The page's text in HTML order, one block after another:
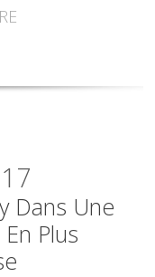
Dans Une
Plus